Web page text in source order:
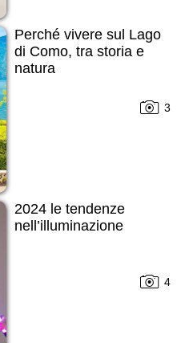
Perché vivere sul Lago
di Como, tra storia e
natura
3
2024 le tendenze
nell’illuminazione
4